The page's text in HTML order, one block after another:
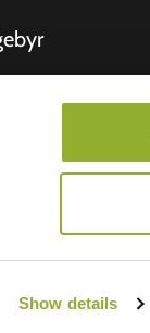
Show details